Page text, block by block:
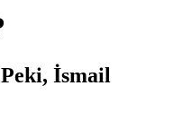
İsmail